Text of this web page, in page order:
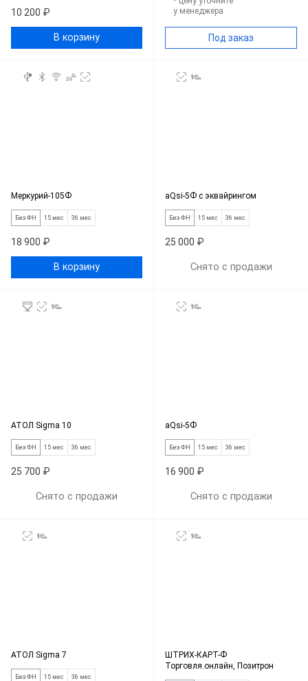
10 200 ₽
В корзину
у менеджера
Под заказ
Меркурий-105Ф
Без ФН 15 мес 36 мес
18 900 ₽
В корзину
aQsi-5Ф с эквайрингом
Без ФН 15 мес 36 мес
25 000 ₽
Снято с продажи
АТОЛ Sigma 10
Без ФН 15 мес 36 мес
25 700 ₽
Снято с продажи
aQsi-5Ф
Без ФН 15 мес 36 мес
16 900 ₽
Снято с продажи
АТОЛ Sigma 7
Без ФН 15 мес 36 мес
ШТРИХ-КАРТ-Ф
Торговля.онлайн, Позитрон